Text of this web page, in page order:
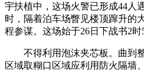
宇扶植中，这场火警已形成44人
时，隔着泊车场瞥见楼顶蹿升的
程参谋。这场始于26日下战书2时
不得利用泡沫夹芯板。曲到
区域取糊口区域应利用防火隔墙